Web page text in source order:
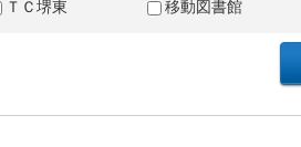
ＴＣ堺東
移動図書館